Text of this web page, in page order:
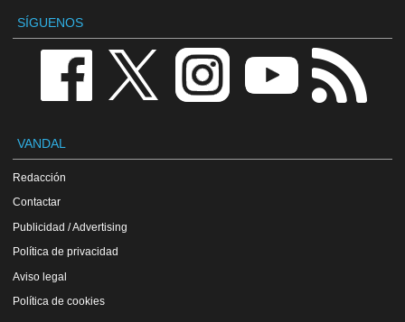
SÍGUENOS
VANDAL
Redacción
Contactar
Publicidad / Advertising
Política de privacidad
Aviso legal
Política de cookies